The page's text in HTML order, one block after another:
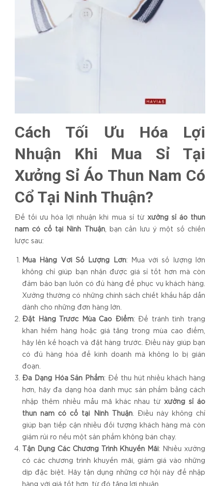
Cách Tối Ưu Hóa Lợi
Nhuận Khi Mua Sỉ Tại
Xưởng Sỉ Áo Thun Nam Có
Cổ Tại Ninh Thuận?
Để tối ưu hóa lợi nhuận khi mua sỉ từ xưởng sỉ áo thun
nam có cổ tại Ninh Thuận, bạn cần lưu ý một số chiến
lược sau:
Mua Hàng Với Số Lượng Lớn: Mua với số lượng lớn
không chỉ giúp bạn nhận được giá sỉ tốt hơn mà còn
đảm bảo bạn luôn có đủ hàng để phục vụ khách hàng.
Xưởng thường có những chính sách chiết khấu hấp dẫn
dành cho những đơn hàng lớn.
Đặt Hàng Trước Mùa Cao Điểm: Để tránh tình trạng
khan hiếm hàng hoặc giá tăng trong mùa cao điểm,
hãy lên kế hoạch và đặt hàng trước. Điều này giúp bạn
có đủ hàng hóa để kinh doanh mà không lo bị gián
đoạn.
Đa Dạng Hóa Sản Phẩm: Để thu hút nhiều khách hàng
hơn, hãy đa dạng hóa danh mục sản phẩm bằng cách
nhập thêm nhiều mẫu mã khác nhau từxưởng sỉ áo
thun nam có cổ tại Ninh Thuận. Điều này không chỉ
giúp bạn tiếp cận nhiều đối tượng khách hàng mà còn
giảm rủi ro nếu một sản phẩm không bán chạy.
Tận Dụng Các Chương Trình Khuyến Mãi: Nhiều xưởng
có các chương trình khuyến mãi, giảm giá vào những
dịp đặc biệt. Hãy tận dụng những cơ hội này để nhập
hàng với giá tốt hơn, từ đó tăng lợi nhuận.